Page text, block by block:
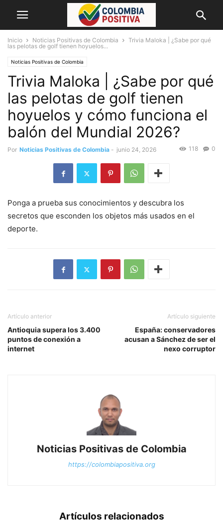
Inicio Noticias Positivas de Colombia
Trivia Maloka | ¿Sabe por qué
las pelotas de golf tienen hoyuelos...
Noticias Positivas de Colombia
Trivia Maloka | ¿Sabe por qué
las pelotas de golf tienen
hoyuelos y cómo funciona el
balón del Mundial 2026?
Por Noticias Positivas de Colombia - junio 24, 2026 0
118
Ponga a prueba sus conocimientos y descubra los
secretos que esconden los objetos más usados en el
deporte.
Artículo anterior
Antioquia supera los 3.400
puntos de conexión a
internet
Artículo siguiente
España: conservadores
acusan a Sánchez de ser el
nexo corruptor
Noticias Positivas de Colombia
https://colombiapositiva.org
Artículos relacionados